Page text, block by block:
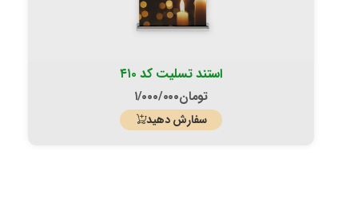
استند تسلیت کد ۴۱۰
تومان۱/۰۰۰/۰۰۰
سفارش دهید